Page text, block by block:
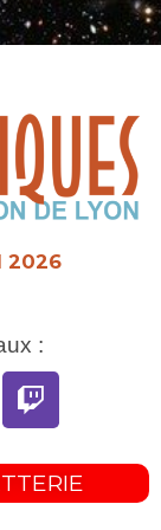
2026
:
Twitch